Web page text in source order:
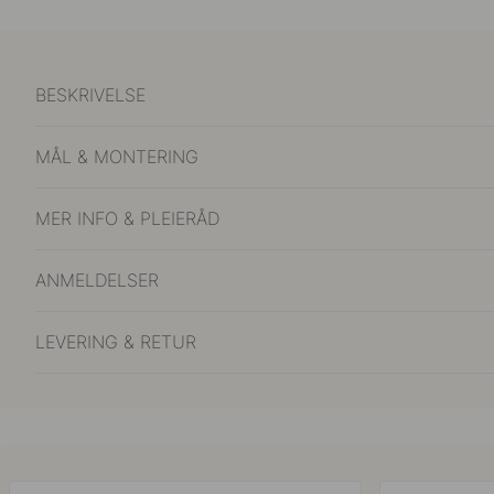
BESKRIVELSE
MÅL & MONTERING
MER INFO & PLEIERÅD
ANMELDELSER
LEVERING & RETUR